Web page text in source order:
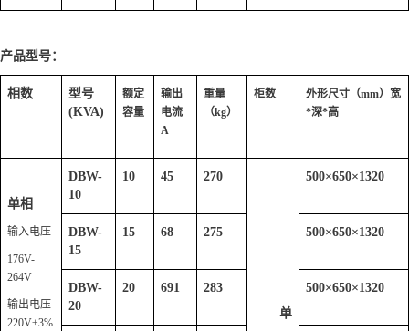
产品型号：
相数
型号
(KVA)
额定
容量
输出
电流
A
重量
（kg）
柜数
外形尺寸（mm）宽
*深*高
单相
输入电压
176V-
264V
输出电压
220V±3%
DBW-
10
10 45 270
单
500×650×1320
DBW-
15
15 68 275 500×650×1320
DBW-
20
20 691 283 500×650×1320